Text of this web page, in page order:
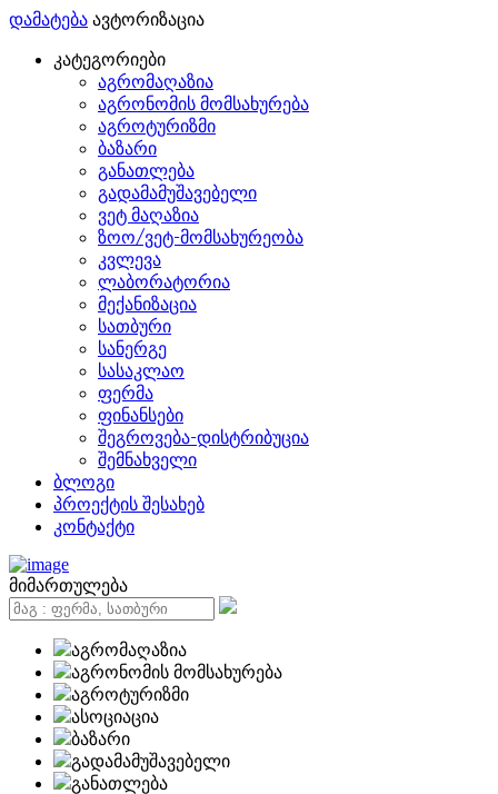
დამატება ავტორიზაცია
კატეგორიები
აგრომაღაზია
აგრონომის მომსახურება
აგროტურიზმი
ბაზარი
განათლება
გადამამუშავებელი
ვეტ მაღაზია
ზოო/ვეტ-მომსახურეობა
კვლევა
ლაბორატორია
მექანიზაცია
სათბური
სანერგე
სასაკლაო
ფერმა
ფინანსები
შეგროვება-დისტრიბუცია
შემნახველი
ბლოგი
პროექტის შესახებ
კონტაქტი
მიმართულება
აგრომაღაზია
აგრონომის მომსახურება
აგროტურიზმი
ასოციაცია
ბაზარი
გადამამუშავებელი
განათლება